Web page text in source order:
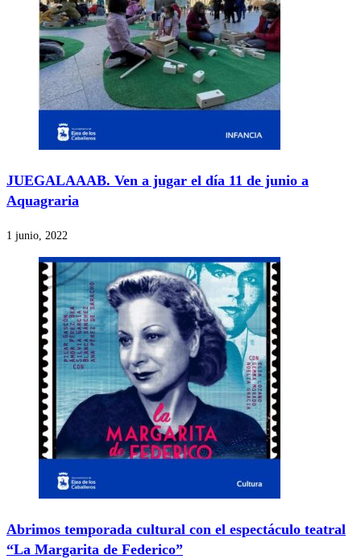
JUEGALAAAB. Ven a jugar el día 11 de junio a
Aquagraria
1 junio, 2022
Abrimos temporada cultural con el espectáculo teatral
“La Margarita de Federico”